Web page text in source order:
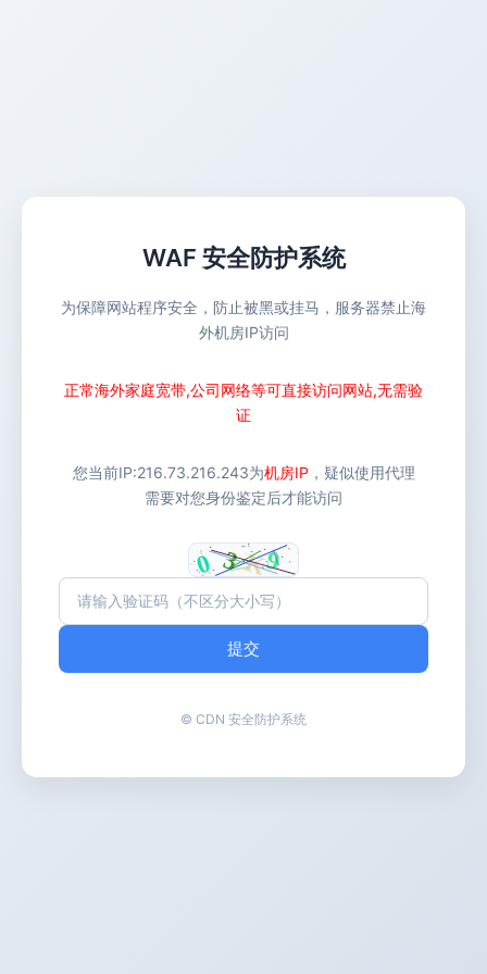
WAF 安全防护系统
为保障网站程序安全，防止被黑或挂马，服务器禁止海
外机房IP访问
正常海外家庭宽带,公司网络等可直接访问网站,无需验
证
您当前IP:216.73.216.243为机房IP ，疑似使用代理
需要对您身份鉴定后才能访问
提交
© CDN 安全防护系统